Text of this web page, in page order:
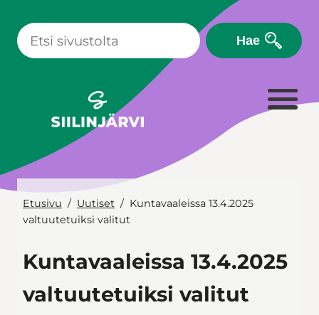
sisältöön
Hae
Etusivu Uutiset
Kuntavaaleissa 13.4.2025
valtuutetuiksi valitut
Kuntavaaleissa 13.4.2025
valtuutetuiksi valitut